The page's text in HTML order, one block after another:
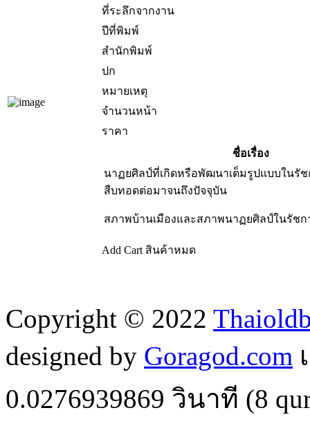
ที่ระลึกจากงาน
ปีที่พิมพ์
สำนักพิมพ์
ปก
หมายเหตุ
จำนวนหน้า
ราคา
ชื่อเรื่อง
นาฏยศิลป์ที่เกิดหรือพัฒนาเต็มรูปแบบในรั
สืบทอดต่อมาจนถึงปัจจุบัน
สภาพบ้านเมืองและสภาพนาฏยศิลป์ในรัช
Add Cart สินค้าหมด
Copyright © 2022
designed by Goragod.com
0.0276939869 วินาที (8